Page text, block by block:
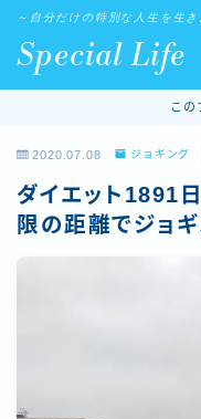
Special Life
～自分だけの特別な人生を生き
この
2020.07.08 ジョギング
ダイエット1891
限の距離でジョ